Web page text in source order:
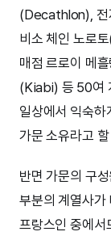
(Decathlon), 전
비소 체인 노로
매점 르로이 메
(Kiabi) 등 50여
일상에서 익숙하
가문 소유라고
반면 가문의 구
부분의 계열사가
프랑스인 중에서